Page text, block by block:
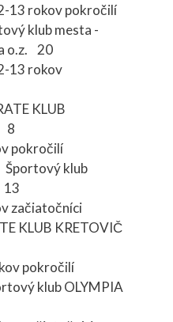
13 rokov pokročilí
klub mesta -
o.z. 20
13 rokov
KLUB
8
pokročilí
klub
13
začiatočníci
KLUB KRETOVIČ
pokročilí
klub OLYMPIA